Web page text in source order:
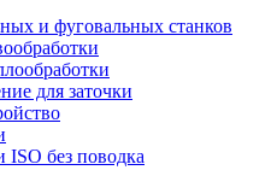
и фуговальных станков
для заточки
ISO без поводка